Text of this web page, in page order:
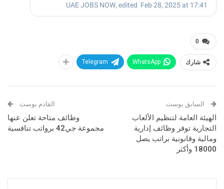
0
شارك WhatsApp
Telegram
السابق بوست
الهيئة العامة لتنظيم الألعاب
التجارية توفر وظائف إدارية
ومالية وقانونية براتب يصل
18000 وأكثر
القادم بوست
وظائف متاحة تعلن عنها
مجموعة جي42 برواتب تنافسية